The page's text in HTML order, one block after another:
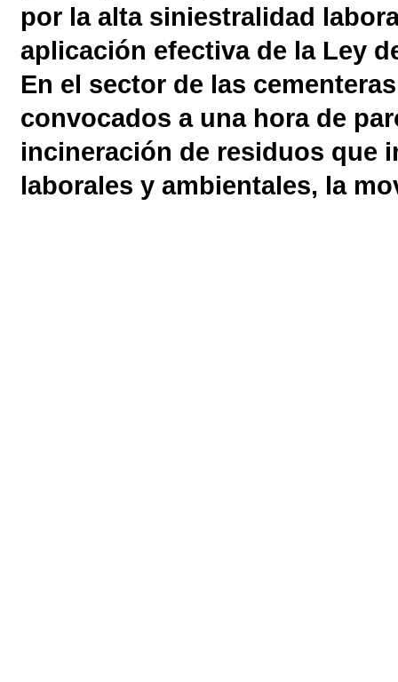
por la alta siniestralidad
aplicación efectiva de la Ley
En el sector de las
convocados a una hora de
incineración de residuos que
laborales y ambientales, la